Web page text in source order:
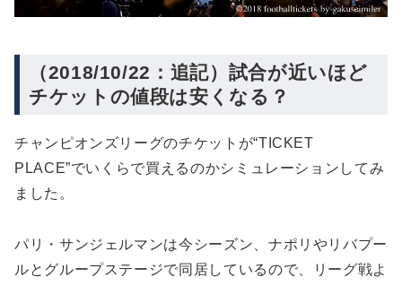
（2018/10/22：追記）試合が近いほど
チケットの値段は安くなる？
チャンピオンズリーグのチケットが“TICKET
PLACE”でいくらで買えるのかシミュレーションしてみ
ました。
パリ・サンジェルマンは今シーズン、ナポリやリバプー
ルとグループステージで同居しているので、リーグ戦よ